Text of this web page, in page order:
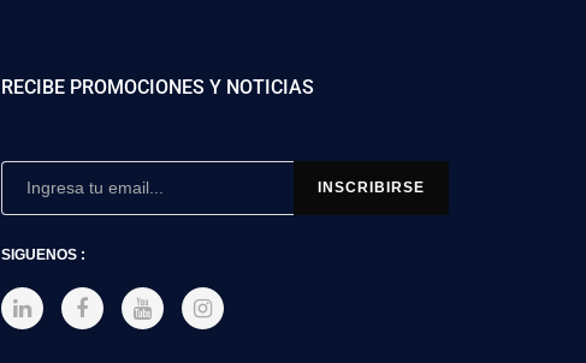
RECIBE PROMOCIONES Y NOTICIAS
SIGUENOS :